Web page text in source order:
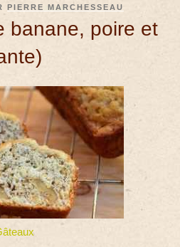
PIERRE MARCHESSEAU
banane, poire et